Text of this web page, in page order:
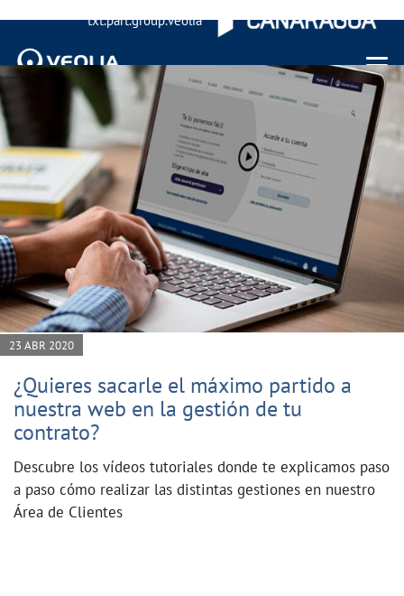
txt.part.group.veolia
Menu
23 ABR 2020
¿Quieres sacarle el máximo partido a
nuestra web en la gestión de tu
contrato?
Descubre los vídeos tutoriales donde te explicamos paso
a paso cómo realizar las distintas gestiones en nuestro
Área de Clientes